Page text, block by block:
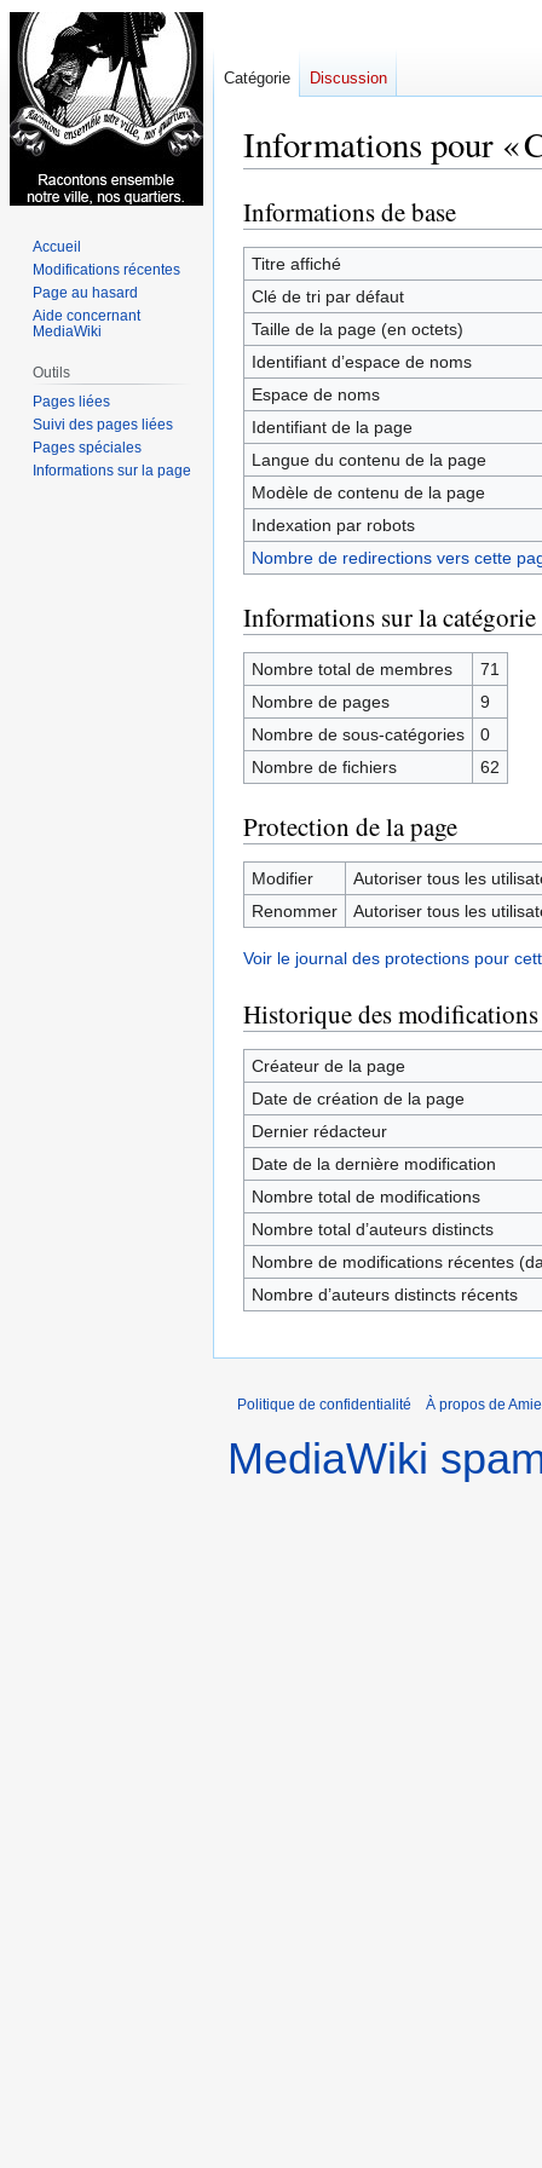
Informations pour «
Aller
à
la
navigation
Aller
à
la
recherche
Informations de base
Titre affiché
Clé de tri par défaut
Taille de la page (en octets)
Identifiant dʼespace de noms
Espace de noms
Identifiant de la page
Langue du contenu de la page
Modèle de contenu de la page
Indexation par robots
Nombre de redirections vers cette
Informations sur la catégorie
Nombre total de membres
71
Nombre de pages
9
Nombre de sous-catégories
0
Nombre de fichiers
62
Protection de la page
Modifier
Autoriser tous les
Renommer
Autoriser tous les
Voir le journal des protections pour
Historique des modifications
Créateur de la page
Date de création de la page
Dernier rédacteur
Date de la dernière modification
Nombre total de modifications
Nombre total d’auteurs distincts
Nombre de modifications récentes
Nombre d’auteurs distincts récents
Catégorie Discussion
Accueil
Modifications récentes
Page au hasard
Aide concernant
MediaWiki
Outils
Pages liées
Suivi des pages liées
Pages spéciales
Informations sur la page
Politique de confidentialité À propos de
MediaWiki